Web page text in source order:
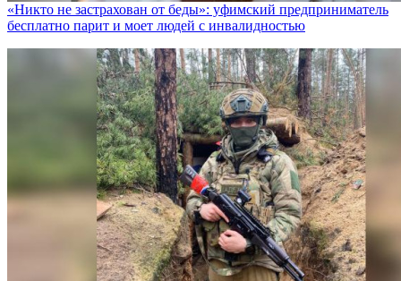
«Никто не заcтрахован от беды»: уфимский предприниматель
бесплатно парит и моет людей с инвалидностью